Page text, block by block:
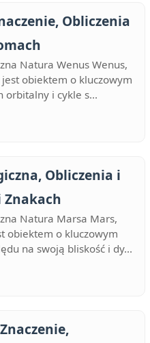
Obliczenia
Natura Wenus Wenus,
obiektem o kluczowym
orbitalny i cykle s...
Obliczenia i
Znakach
Natura Marsa Mars,
obiektem o kluczowym
na swoją bliskość i dy...